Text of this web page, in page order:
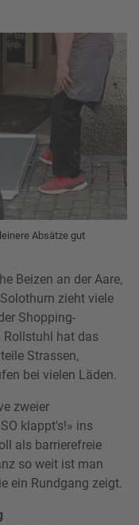
Absätze gut
Beizen an der Aare,
zieht viele
Shopping-
Rollstuhl hat das
Strassen,
bei vielen Läden.
zweier
klappt's!» ins
als barrierefreie
so weit ist man
ein Rundgang zeigt.